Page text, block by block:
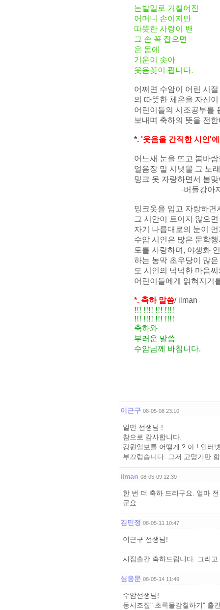
논밭일로 거칠어진
어머니 손이지만
따뜻한 사랑이 밴
그 손 꼭 잡으면
온 몸에
기운이 솟아
웃음꽃이 핍니다.
어쩌면 수암이 어린 시
의 따뜻한 체온을 자신
어린이들의 시조공부를
보내며 축하의 뜻을 전한
*. '웃음을 간직한 시인'
어느새 눈을 뜨고 봄바
얼음장 밑 시냇물 그 노
밍크 옷 자랑하면서 봄
-버들강아
밍크옷을 입고 자랑하면
그 시안이 트이지 않으
자기 나름대로의 눈이
수암 시인은 많은 문학
토를 사랑하며, 야생화
하는 농막 초우당이 많
도 시인의 넉넉한 마음
어린이들에게 읽혀지기
*. 축하 말씀/ ilman
!!! !!!! !!! !!!!
!!! !!!! !!! !!!!
축하와
부러운 말씀
수암님께 바칩니다.
이근구 08-05-08 23:10
일만 선생님 !
참으로 감사합니다.
강원일보를 어떻게 ? 아 ! 인터
부끄럽습니다. 그저 고맙기만
ilman 08-05-09 12:39
한 번 더 축하 드리구요. 얼마
군요.
김민정 08-05-11 10:47
이근구 선생님!
시집출간 축하드립니다. 그리
심응문 08-05-14 11:49
수암선생님!
동시조집" 초록물감칠하기" 출